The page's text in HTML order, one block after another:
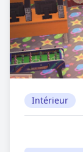
Intérieur